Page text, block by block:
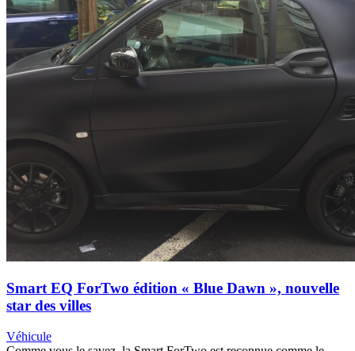
Smart EQ ForTwo édition « Blue Dawn », nouvelle
star des villes
Véhicule